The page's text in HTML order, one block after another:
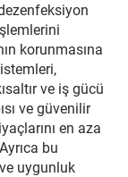
korunmasına
ve iş gücü
ve güvenilir
en aza
bu
uygunluk